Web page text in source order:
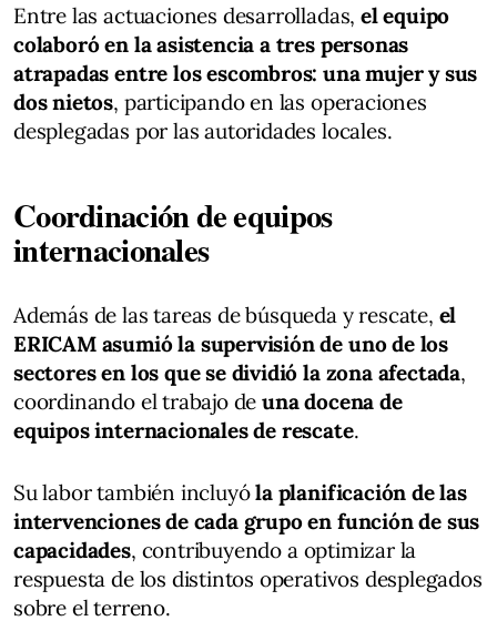
Entre las actuaciones desarrolladas, el equipo
colaboró en la asistencia a tres personas
atrapadas entre los escombros: una mujer y sus
dos nietos, participando en las operaciones
desplegadas por las autoridades locales.
Coordinación de equipos
internacionales
Además de las tareas de búsqueda y rescate, el
ERICAM asumió la supervisión de uno de los
sectores en los que se dividió la zona afectada,
coordinando el trabajo deuna docena de
equipos internacionales de rescate.
Su labor también incluyóla planificación de las
intervenciones de cada grupo en función de sus
capacidades, contribuyendo a optimizar la
respuesta de los distintos operativos desplegados
sobre el terreno.